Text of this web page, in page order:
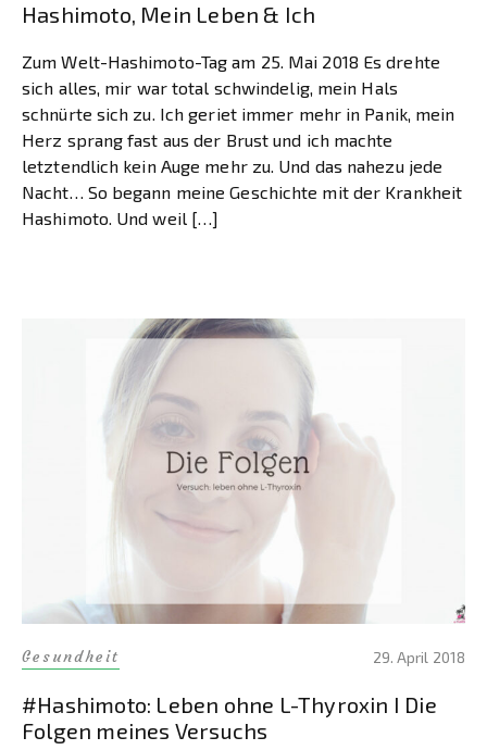
Hashimoto, Mein Leben & Ich
Zum Welt-Hashimoto-Tag am 25. Mai 2018 Es drehte
sich alles, mir war total schwindelig, mein Hals
schnürte sich zu. Ich geriet immer mehr in Panik, mein
Herz sprang fast aus der Brust und ich machte
letztendlich kein Auge mehr zu. Und das nahezu jede
Nacht… So begann meine Geschichte mit der Krankheit
Hashimoto. Und weil […]
Gesundheit 29. April 2018
#Hashimoto: Leben ohne L-Thyroxin I Die
Folgen meines Versuchs